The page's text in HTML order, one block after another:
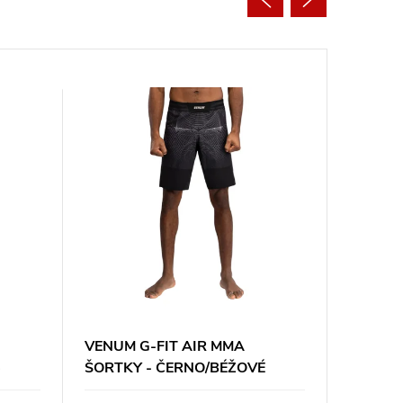
VENUM G-FIT AIR MMA
ŠORTKY - ČERNO/BÉŽOVÉ